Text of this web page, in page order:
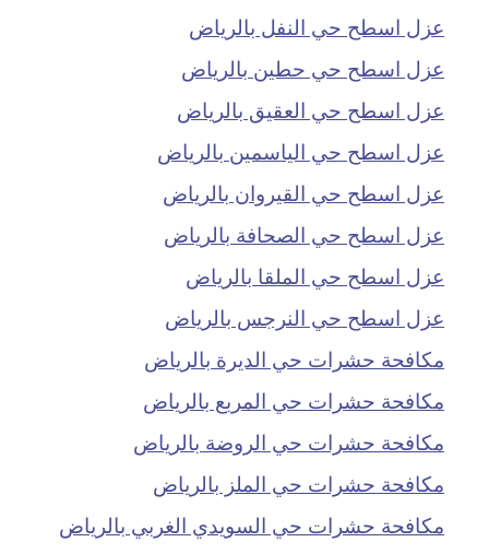
عزل اسطح حي النفل بالرياض
عزل اسطح حي حطين بالرياض
عزل اسطح حي العقيق بالرياض
عزل اسطح حي الياسمين بالرياض
عزل اسطح حي القيروان بالرياض
عزل اسطح حي الصحافة بالرياض
عزل اسطح حي الملقا بالرياض
عزل اسطح حي النرجس بالرياض
مكافحة حشرات حي الديرة بالرياض
مكافحة حشرات حي المربع بالرياض
مكافحة حشرات حي الروضة بالرياض
مكافحة حشرات حي الملز بالرياض
مكافحة حشرات حي السويدي الغربي بالرياض